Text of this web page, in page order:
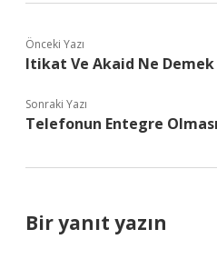
Önceki Yazı
Itikat Ve Akaid Ne Demek
Sonraki Yazı
Telefonun Entegre
Bir yanıt yazın